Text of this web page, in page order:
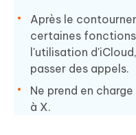
Après le
certaines
l'utilisation
passer des appels.
Ne prend en
à X.